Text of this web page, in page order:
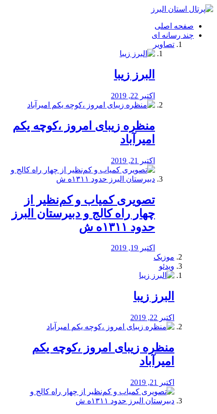
فصد
شرق
تهران
خشکشویی
صفحه اصلی
چند رسانه ای
تصاویر
البرز زیبا
اکتبر 22, 2019
منظره‌‌ زیبای امروز ،کوچه یکم
امیرآباد
اکتبر 21, 2019
️تصویری کمیاب و کم‌نظیر از
چهار راه كالج و دبيرستان البرز
حدود ۱۳۱۱ه ش
اکتبر 19, 2019
موزیک
ویدئو
البرز زیبا
اکتبر 22, 2019
منظره‌‌ زیبای امروز ،کوچه یکم
امیرآباد
اکتبر 21, 2019